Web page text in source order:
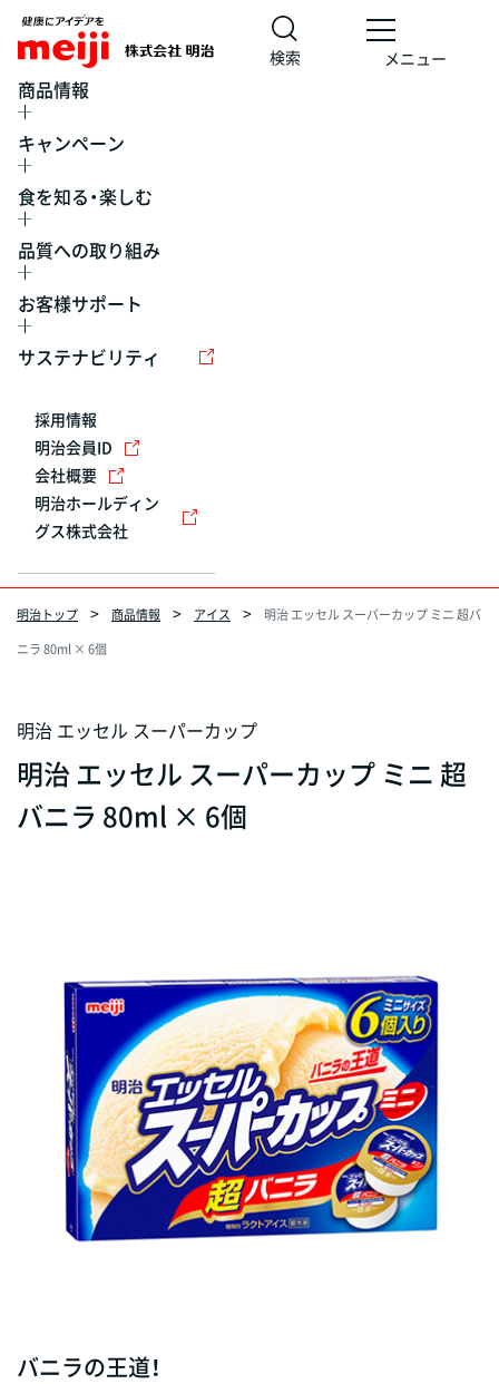
検索 メニュー
商品情報
キャンペーン
食を知る・楽しむ
品質への取り組み
お客様サポート
サステナビリティ
採用情報
明治会員ID
会社概要
明治ホールディン
グス株式会社
明治トップ 商品情報 アイス
明治 エッセル スーパーカップ ミニ 超バ
ニラ 80ml × 6個
明治 エッセル スーパーカップ
明治 エッセル スーパーカップ ミニ 超
バニラ 80ml × 6個
バニラの王道！